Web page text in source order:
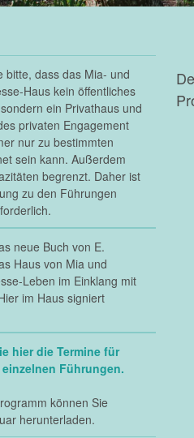
bitte, dass das Mia- und
Haus kein öffentliches
ein Privathaus und
privaten Engagement
nur zu bestimmten
sein kann. Außerdem
begrenzt. Daher ist
zu den Führungen
neue Buch von E.
Haus von Mia und
Leben im Einklang mit
im Haus signiert
hier die Termine für
Führungen.
können Sie
herunterladen.